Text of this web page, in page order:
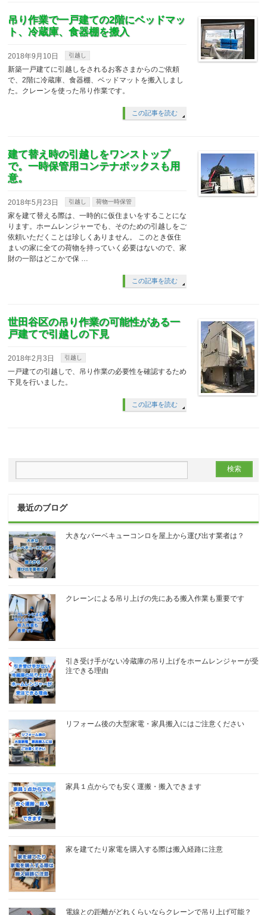
吊り作業で一戸建ての2階にベッドマッ
ト、冷蔵庫、食器棚を搬入
2018年9月10日 引越し
新築一戸建てに引越しをされるお客さまからのご依頼
で、2階に冷蔵庫、食器棚、ベッドマットを搬入しまし
た。クレーンを使った吊り作業です。
この記事を読む
建て替え時の引越しをワンストップ
で。一時保管用コンテナボックスも用
意。
2018年5月23日 引越し 荷物一時保管
家を建て替える際は、一時的に仮住まいをすることにな
ります。ホームレンジャーでも、そのための引越しをご
依頼いただくことは珍しくありません。 このとき仮住
まいの家に全ての荷物を持っていく必要はないので、家
財の一部はどこかで保 …
この記事を読む
世田谷区の吊り作業の可能性がある一
戸建てで引越しの下見
2018年2月3日 引越し
一戸建ての引越しで、吊り作業の必要性を確認するため
下見を行いました。
この記事を読む
最近のブログ
大きなバーベキューコンロを屋上から運び出す業者は？
クレーンによる吊り上げの先にある搬入作業も重要です
引き受け手がない冷蔵庫の吊り上げをホームレンジャーが受
注できる理由
リフォーム後の大型家電・家具搬入にはご注意ください
家具１点からでも安く運搬・搬入できます
家を建てたり家電を購入する際は搬入経路に注意
電線との距離がどれくらいならクレーンで吊り上げ可能？